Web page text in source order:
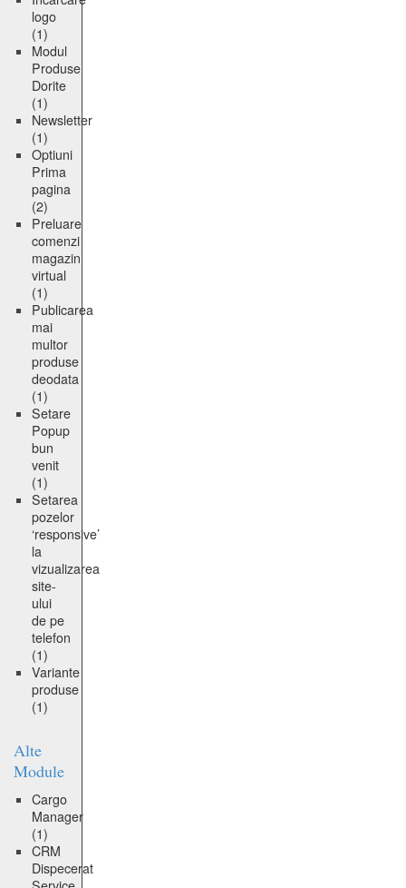
logo
(1)
Modul
Produse
Dorite
(1)
Newsletter
(1)
Optiuni
Prima
pagina
(2)
Preluare
comenzi
magazin
virtual
(1)
Publicarea
mai
multor
produse
deodata
(1)
Setare
Popup
bun
venit
(1)
Setarea
pozelor
‘responsive’
la
vizualizarea
site-
ului
de pe
telefon
(1)
Variante
produse
(1)
Alte
Module
Cargo
Manager
(1)
CRM
Dispecerat